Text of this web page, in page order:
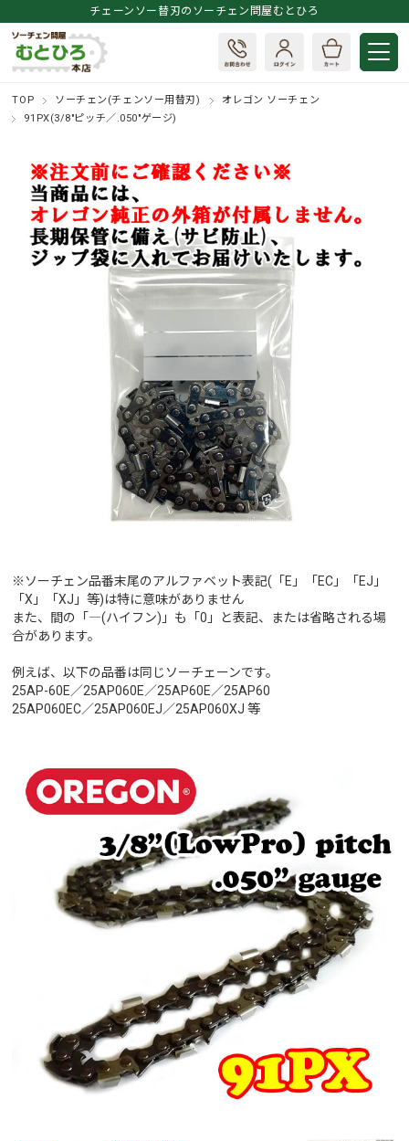
チェーンソー替刃のソーチェン問屋むとひろ
TOP ソーチェン(チェンソー用替刃)
オレゴン ソーチェン
91PX(3/8"ピッチ／.050"ゲージ)
※ソーチェン品番末尾のアルファベット表記(「E」「EC」「EJ」
「X」「XJ」等)は特に意味がありません
また、間の「―(ハイフン)」も「0」と表記、または省略される場
合があります。
例えば、以下の品番は同じソーチェーンです。
25AP-60E／25AP060E／25AP60E／25AP60
25AP060EC／25AP060EJ／25AP060XJ 等